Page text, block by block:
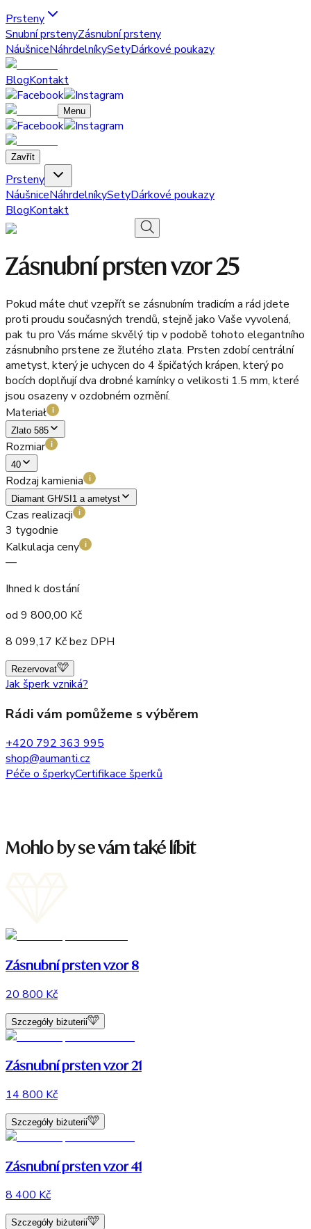
Prsteny
Snubní prstenyZásnubní prsteny
NáušniceNáhrdelníkySetyDárkové poukazy
BlogKontakt
Menu
Zavřít
Prsteny
NáušniceNáhrdelníkySetyDárkové poukazy
BlogKontakt
Zásnubní prsten vzor 25
Pokud máte chuť vzepřít se zásnubním tradicím a rád jdete
proti proudu současných trendů, stejně jako Vaše vyvolená,
pak tu pro Vás máme skvělý tip v podobě tohoto elegantního
zásnubního prstene ze žlutého zlata. Prsten zdobí centrální
ametyst, který je uchycen do 4 špičatých krápen, který po
bocích doplňují dva drobné kamínky o velikosti 1.5 mm, které
jsou osazeny v ozdobném ozrnění.
Materiał
i
Zlato 585
Rozmiar i
40
Rodzaj kamienia i
Diamant GH/SI1 a ametyst
Czas realizacji i
3 tygodnie
Kalkulacja ceny
i
—
Ihned k dostání
od 9 800,00 Kč
8 099,17 Kč bez DPH
Rezervovat
Jak šperk vzniká?
Rádi vám pomůžeme s výběrem
+420 792 363 995
shop@aumanti.cz
Péče o šperkyCertifikace šperků
Mohlo by se vám také líbit
Zásnubní prsten vzor 8
20 800 Kč
Szczegóły biżuterii
Zásnubní prsten vzor 21
14 800 Kč
Szczegóły biżuterii
Zásnubní prsten vzor 41
8 400 Kč
Szczegóły biżuterii